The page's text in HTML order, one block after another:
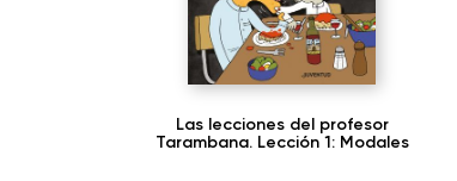
Las lecciones del profesor
Tarambana. Lección 1: Modales